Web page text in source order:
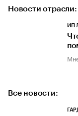
Новости отрасли:
ИП
Все новости: